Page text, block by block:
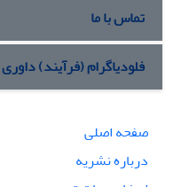
تماس با ما
فلودیاگرام (فرآیند)
صفحه اصلی
درباره نشریه